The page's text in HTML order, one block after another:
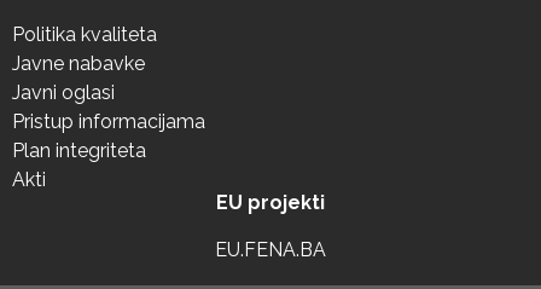
Politika kvaliteta
Javne nabavke
Javni oglasi
Pristup informacijama
Plan integriteta
Akti
EU projekti
EU.FENA.BA